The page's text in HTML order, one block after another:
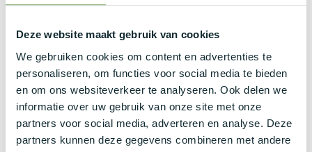
Deze website maakt gebruik van cookies
We gebruiken cookies om content en advertenties te
personaliseren, om functies voor social media te bieden
en om ons websiteverkeer te analyseren. Ook delen we
informatie over uw gebruik van onze site met onze
partners voor social media, adverteren en analyse. Deze
partners kunnen deze gegevens combineren met andere
het overzicht, ook wanneer meerdere prioriteiten
samenkomen.
Wat bieden zij jou?